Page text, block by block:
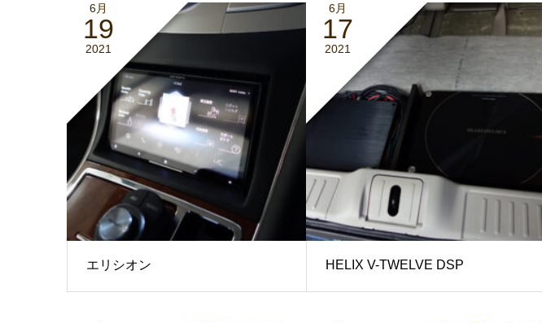
6月
19
2021
エリシオン
6月
17
2021
HELIX V-TWELVE DSP